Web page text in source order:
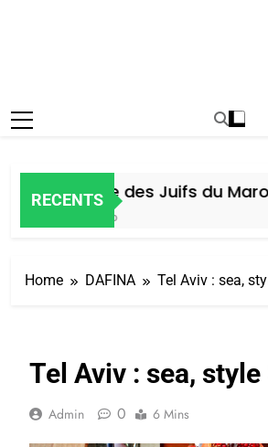
RECENTS
Histoire des Juifs du
Home DAFINA Tel Aviv : sea,
Tel Aviv : sea,
Admin 0 6 Mins